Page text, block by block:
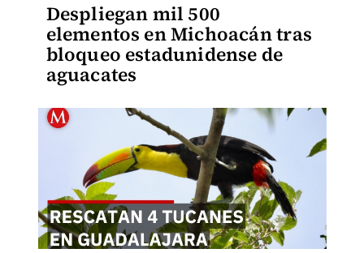
Despliegan mil 500
elementos en Michoacán tras
bloqueo estadunidense de
aguacates